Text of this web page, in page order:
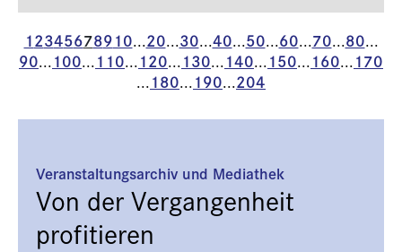
12345678910...20...30...40...50...60...70...80...
90...100...110...120...130...140...150...160...170
...180...190...204
Veranstaltungsarchiv und Mediathek
Von der Vergangenheit
profitieren